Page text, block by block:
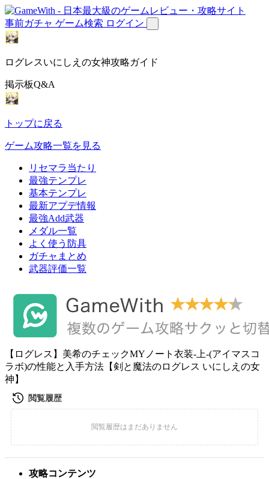
事前ガチャ ゲーム検索 ログイン
ログレスいにしえの女神攻略ガイド
掲示板Q&A
トップに戻る
ゲーム攻略一覧を見る
リセマラ当たり
最強テンプレ
基本テンプレ
最新アプデ情報
最強Add武器
メダル一覧
よく使う防具
ガチャまとめ
武器評価一覧
【ログレス】美希のチェックMYノート衣装-上-(アイマスコ
ラボ)の性能と入手方法【剣と魔法のログレス いにしえの女
神】
攻略コンテンツ